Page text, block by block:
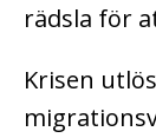
rädsla för
Krisen